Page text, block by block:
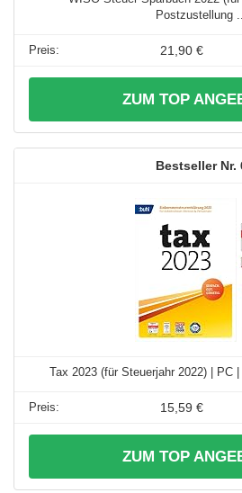
Postzustellung
21,90 €
ZUM TOP
Tax 2023 (für Steuerjahr 2022) | PC
15,59 €
ZUM TOP